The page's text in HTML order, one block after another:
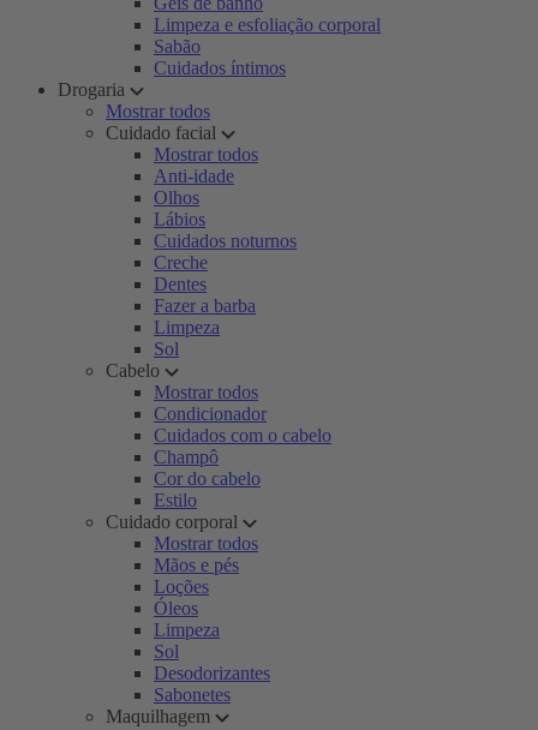
Limpeza e esfoliação corporal
Sabão
Cuidados íntimos
Drogaria
Mostrar todos
Cuidado facial
Mostrar todos
Anti-idade
Olhos
Lábios
Cuidados noturnos
Creche
Dentes
Fazer a barba
Limpeza
Sol
Cabelo
Mostrar todos
Condicionador
Cuidados com o cabelo
Champô
Cor do cabelo
Estilo
Cuidado corporal
Mostrar todos
Mãos e pés
Loções
Óleos
Limpeza
Sol
Desodorizantes
Sabonetes
Maquilhagem